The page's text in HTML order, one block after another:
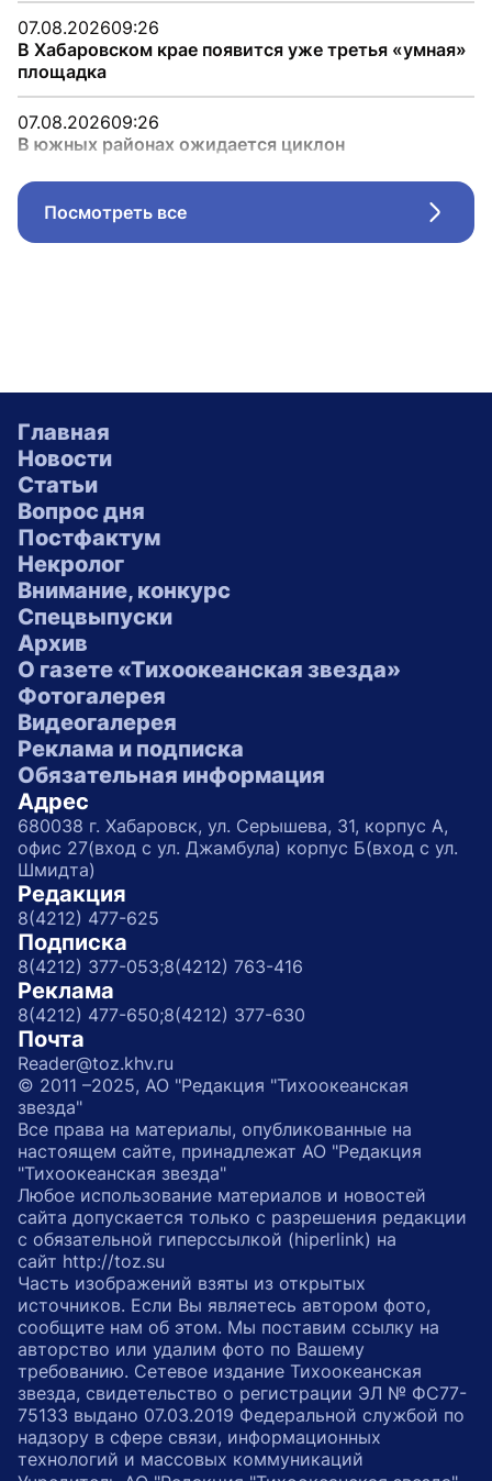
07.08.202609:26
В Хабаровском крае появится уже третья «умная»
площадка
07.08.202609:26
В южных районах ожидается циклон
Посмотреть все
Главная
Новости
Статьи
Вопрос дня
Постфактум
Некролог
Внимание, конкурс
Спецвыпуски
Архив
О газете «Тихоокеанская звезда»
Фотогалерея
Видеогалерея
Реклама и подписка
Обязательная информация
Адрес
680038 г. Хабаровск, ул. Серышева, 31, корпус А,
офис 27(вход с ул. Джамбула) корпус Б(вход с ул.
Шмидта)
Редакция
8(4212) 477-625
Подписка
8(4212) 377-053;8(4212) 763-416
Реклама
8(4212) 477-650;8(4212) 377-630
Почта
Reader@toz.khv.ru
© 2011 –2025, АО "Редакция "Тихоокеанская
звезда"
Все права на материалы, опубликованные на
настоящем сайте, принадлежат АО "Редакция
"Тихоокеанская звезда"
Любое использование материалов и новостей
сайта допускается только с разрешения редакции
с обязательной гиперссылкой (hiperlink) на
сайт http://toz.su
Часть изображений взяты из открытых
источников. Если Вы являетесь автором фото,
сообщите нам об этом. Мы поставим ссылку на
авторство или удалим фото по Вашему
требованию. Сетевое издание Тихоокеанская
звезда, свидетельство о регистрации ЭЛ № ФС77-
75133 выдано 07.03.2019 Федеральной службой по
надзору в сфере связи, информационных
технологий и массовых коммуникаций